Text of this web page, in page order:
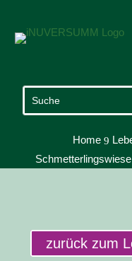
Home 9
zurück zum